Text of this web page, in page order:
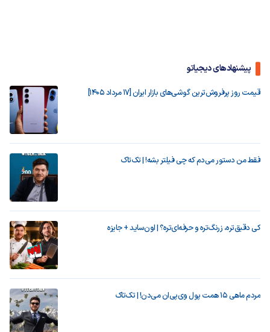
پیشنهادهای دیجیاتو
قیمت روز پرفروش‌ترین گوشی‌های بازار ایران [17 مرداد 1405]
فقط من دستور می‌دم که چی فیلتر بشه! | تک‌تاک
کی دقیق‌تره، زرنگ‌تره و حرفه‌ای‌تره؟ | اون‌ساید + جایزه
مردم ماهی ۱۵ همت پول وی‌پی‌ان می‌دن! | تک‌تاک